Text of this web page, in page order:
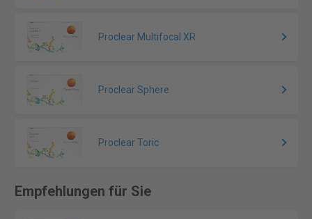
Proclear Multifocal XR
Proclear Sphere
Proclear Toric
Empfehlungen für Sie